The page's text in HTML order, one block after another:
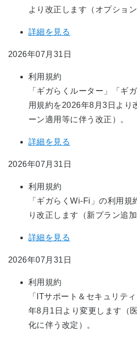
より改正します（オプショ
詳細を見る
2026年07月31日
利用規約
「ギガらくルーター」「ギ
用規約を2026年8月3日より
ーン適用等に伴う改正）。
詳細を見る
2026年07月31日
利用規約
「ギガらくWi-Fi」の利用規
り改正します（新プラン追
詳細を見る
2026年07月31日
利用規約
「ITサポート＆セキュリテ
年8月1日より変更します（
化に伴う改定）。​